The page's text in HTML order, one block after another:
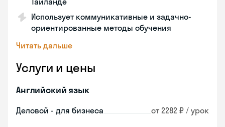
Использует коммуникативные и задачно-
ориентированные методы обучения
Читать дальше
Услуги и цены
Английский язык
Деловой - для бизнеса от 2282 ₽ / урок